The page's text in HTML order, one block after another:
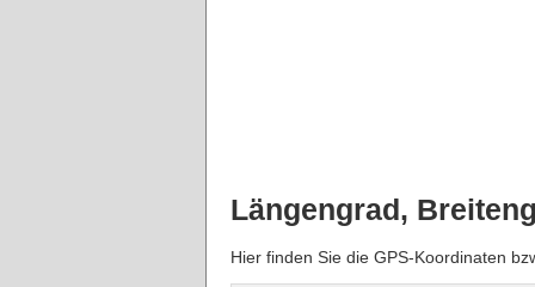
Längengrad,
Hier finden Sie die GPS-Koordinaten